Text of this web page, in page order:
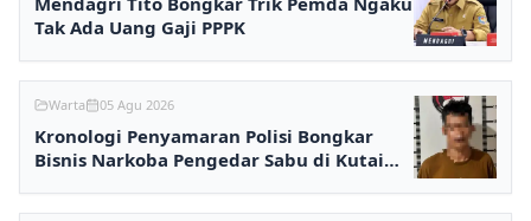
Tak Ada Uang Gaji PPPK
Warta 05 Agu 2026
Kronologi Penyamaran Polisi Bongkar
Bisnis Narkoba Pengedar Sabu di Kutai